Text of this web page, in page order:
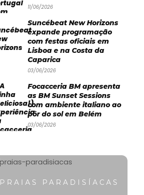
11/06/2026
Suncébeat New Horizons
expande programação
com festas oficiais em
Lisboa e na Costa da
Caparica
03/06/2026
Focacceria BM apresenta
as BM Sunset Sessions
com ambiente italiano ao
pôr do sol em Belém
03/06/2026
PRAIAS PARADISÍACAS